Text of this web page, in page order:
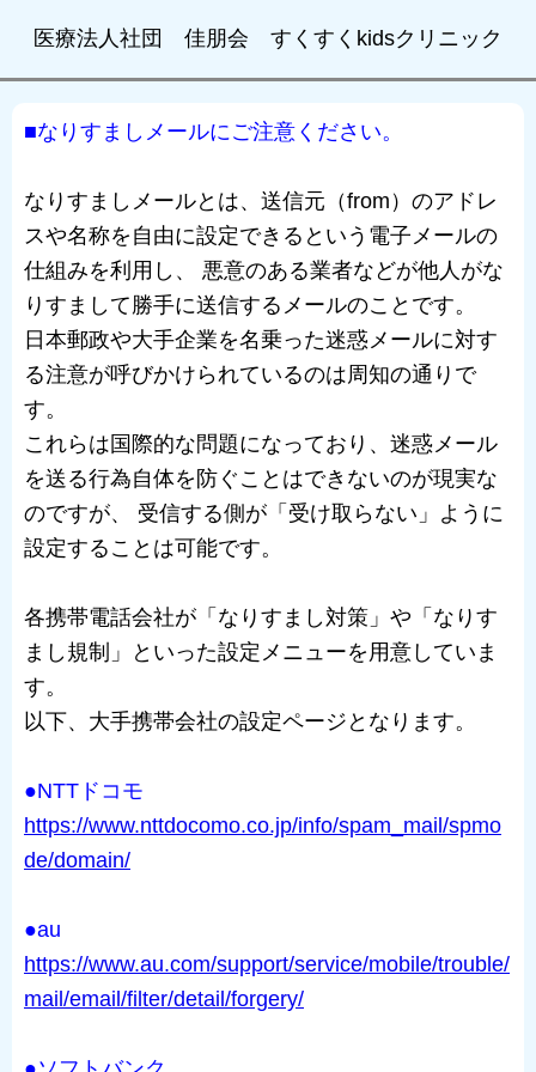
医療法人社団 佳朋会 すくすくkidsクリニック
■なりすましメールにご注意ください。
なりすましメールとは、送信元（from）のアドレ
スや名称を自由に設定できるという電子メールの
仕組みを利用し、 悪意のある業者などが他人がな
りすまして勝手に送信するメールのことです。
日本郵政や大手企業を名乗った迷惑メールに対す
る注意が呼びかけられているのは周知の通りで
す。
これらは国際的な問題になっており、迷惑メール
を送る行為自体を防ぐことはできないのが現実な
のですが、 受信する側が「受け取らない」ように
設定することは可能です。
各携帯電話会社が「なりすまし対策」や「なりす
まし規制」といった設定メニューを用意していま
す。
以下、大手携帯会社の設定ページとなります。
●NTTドコモ
https://www.nttdocomo.co.jp/info/spam_mail/spmo
de/domain/
●au
https://www.au.com/support/service/mobile/trouble/
mail/email/filter/detail/forgery/